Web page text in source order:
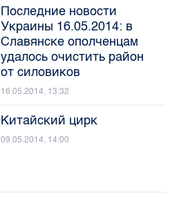
Последние новости
Украины 16.05.2014: в
Славянске ополченцам
удалось очистить район
от силовиков
16.05.2014, 13:32
Китайский цирк
09.05.2014, 14:00